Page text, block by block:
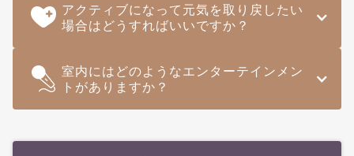
アクティブになって元気を取り戻したい
場合はどうすればいいですか？
室内にはどのようなエンターテインメン
トがありますか？